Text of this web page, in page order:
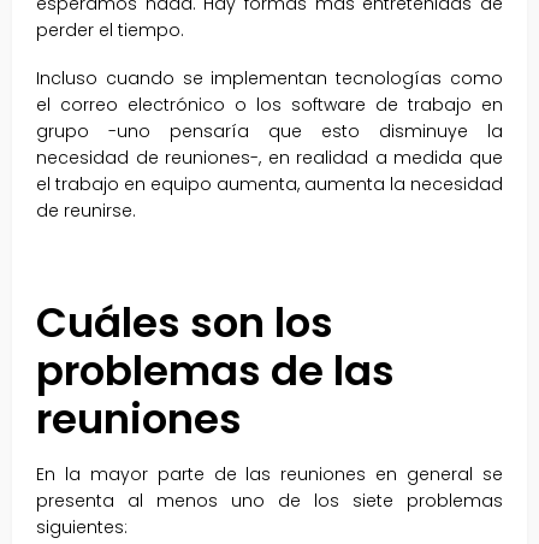
perder el tiempo.
Incluso cuando se implementan tecnologías como
el correo electrónico o los software de trabajo en
grupo -uno pensaría que esto disminuye la
necesidad de reuniones-, en realidad a medida que
el trabajo en equipo aumenta, aumenta la necesidad
de reunirse.
Cuáles son los
problemas de las
reuniones
En la mayor parte de las reuniones en general se
presenta al menos uno de los siete problemas
siguientes: